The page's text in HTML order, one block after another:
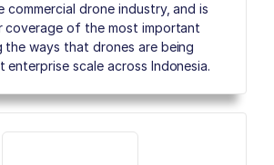
commercial drone industry, and is
coverage of the most important
the ways that drones are being
enterprise scale across Indonesia.